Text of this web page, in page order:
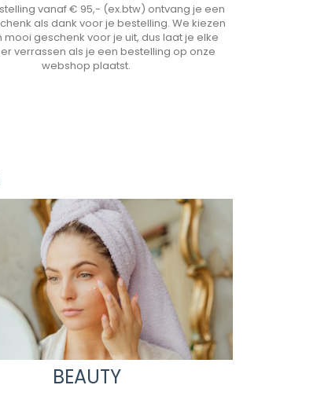
vanaf € 95,- (ex.btw) ontvang je een
als dank voor je bestelling. We kiezen
mooi geschenk voor je uit, dus laat je elke
verrassen als je een bestelling op onze
webshop plaatst.
BEAUTY